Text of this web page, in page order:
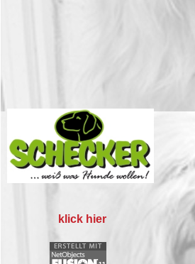
klick hier